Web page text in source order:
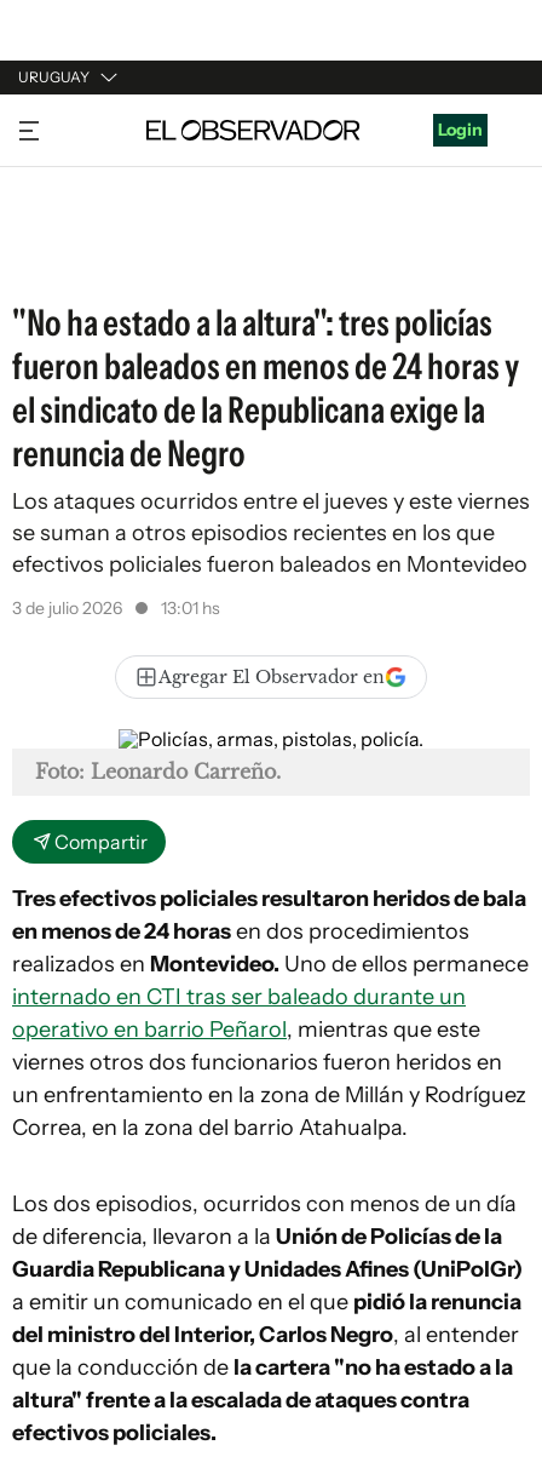
URUGUAY
URUGUAY
ARGENTINA
Login
"No ha estado a la altura": tres policías
fueron baleados en menos de 24 horas y
el sindicato de la Republicana exige la
renuncia de Negro
Los ataques ocurridos entre el jueves y este viernes
se suman a otros episodios recientes en los que
efectivos policiales fueron baleados en Montevideo
3 de julio 2026 13:01 hs
Agregar El Observador en
Foto: Leonardo Carreño.
Compartir
Tres efectivos policiales resultaron heridos de bala
en menos de 24 horasen dos procedimientos
realizados en Montevideo. Uno de ellos permanece
internado en CTI tras ser baleado durante un
operativo en barrio Peñarol, mientras que este
viernes otros dos funcionarios fueron heridos en
un enfrentamiento en la zona de Millán y Rodríguez
Correa, en la zona del barrio Atahualpa.
Los dos episodios, ocurridos con menos de un día
de diferencia, llevaron a la Unión de Policías de la
Guardia Republicana y Unidades Afines (UniPolGr)
a emitir un comunicado en el que pidió la renuncia
del ministro del Interior, Carlos Negro, al entender
que la conducción de la cartera "no ha estado a la
altura" frente a la escalada de ataques contra
efectivos policiales.